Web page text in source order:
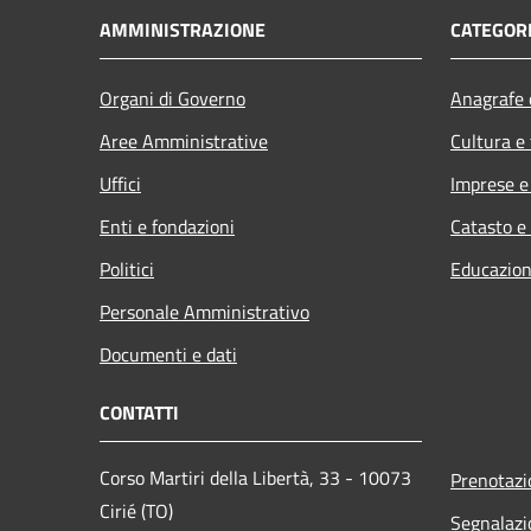
AMMINISTRAZIONE
Organi di Governo
Aree Amministrative
Uffici
Enti e fondazioni
Politici
Personale Amministrativo
Documenti e dati
Cultura
Imprese
Catasto
CONTATTI
Corso Martiri della Libertà, 33 - 10073
Cirié (TO)